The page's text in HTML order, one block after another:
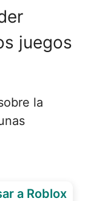
juegos
la
a Roblox